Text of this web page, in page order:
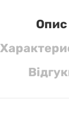
Опис